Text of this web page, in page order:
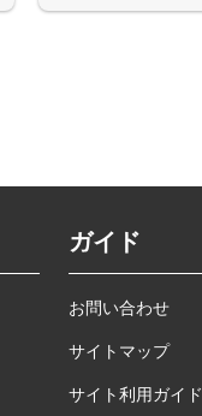
ガイド
お問い合わせ
サイトマップ
サイト利用ガイド